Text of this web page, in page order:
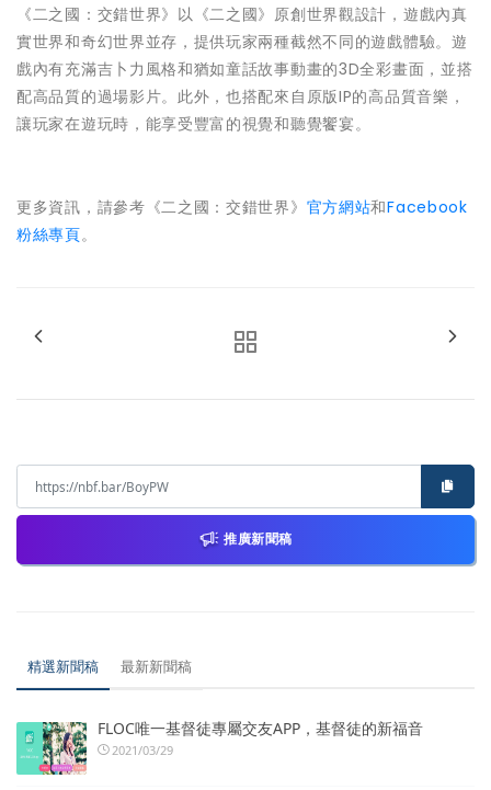
《二之國：交錯世界》以《二之國》原創世界觀設計，遊戲內真
實世界和奇幻世界並存，提供玩家兩種截然不同的遊戲體驗。遊
戲內有充滿吉卜力風格和猶如童話故事動畫的3D全彩畫面，並搭
配高品質的過場影片。此外，也搭配來自原版IP的高品質音樂，
讓玩家在遊玩時，能享受豐富的視覺和聽覺饗宴。
更多資訊，請參考《二之國：交錯世界》 官方網站和Facebook
粉絲專頁。
推廣新聞稿
精選新聞稿 最新新聞稿
FLOC唯一基督徒專屬交友APP，基督徒的新福音
2021/03/29